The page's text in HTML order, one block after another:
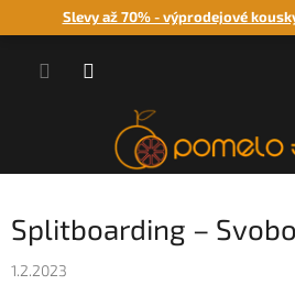
Slevy až 70% - výprodejové
Splitboarding –
1.2.2023